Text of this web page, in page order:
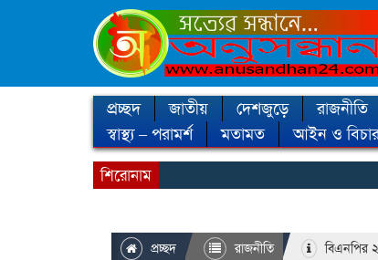
প্রচ্ছদ জাতীয় দেশজুড়ে রাজনীতি
স্বাস্থ্য – পরামর্শ
মতামত আইন ও
শিরোনাম
প্রচ্ছদ রাজনীতি বিএনপির